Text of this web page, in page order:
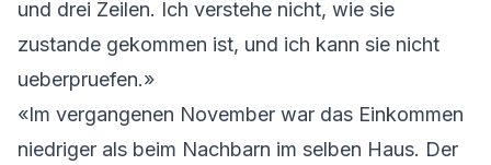
und drei Zeilen. Ich verstehe nicht, wie sie
zustande gekommen ist, und ich kann sie nicht
ueberpruefen.»
«Im vergangenen November war das Einkommen
niedriger als beim Nachbarn im selben Haus. Der